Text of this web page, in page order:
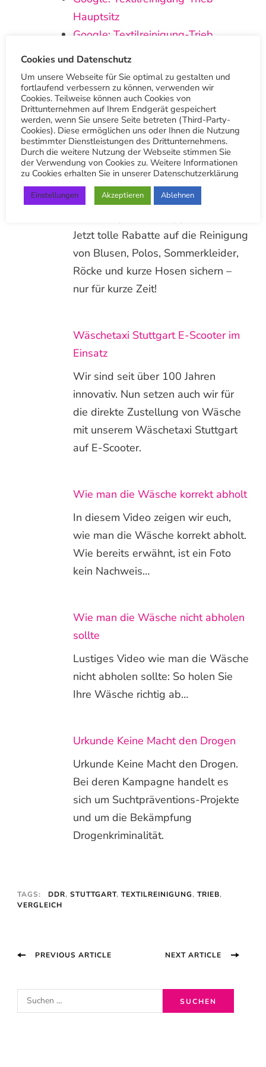
Hauptsitz
Google: Textilreinigung-Trieb
Botnang
Vielen Dank
Andere Beiträge
Sommerspecial: Bluse, Polo,
Sommerkleid, kurze Hose, Rock
Jetzt tolle Rabatte auf die Reinigung
von Blusen, Polos, Sommerkleider,
Röcke und kurze Hosen sichern –
nur für kurze Zeit!
Wäschetaxi Stuttgart E-Scooter im
Einsatz
Wir sind seit über 100 Jahren
innovativ. Nun setzen auch wir für
die direkte Zustellung von Wäsche
mit unserem Wäschetaxi Stuttgart
auf E-Scooter.
Wie man die Wäsche korrekt abholt
In diesem Video zeigen wir euch,
wie man die Wäsche korrekt abholt.
Wie bereits erwähnt, ist ein Foto
kein Nachweis…
Wie man die Wäsche nicht abholen
sollte
Lustiges Video wie man die Wäsche
nicht abholen sollte: So holen Sie
Ihre Wäsche richtig ab…
Urkunde Keine Macht den Drogen
Urkunde Keine Macht den Drogen.
Bei deren Kampagne handelt es
sich um Suchtpräventions-Projekte
und um die Bekämpfung
Drogenkriminalität.
TAGS: DDR, STUTTGART, TEXTILREINIGUNG, TRIEB,
VERGLEICH
PostPREVIOUS ARTICLE NEXT ARTICLE
u
Cookies und Datenschutz
Um unsere Webseite für Sie optimal zu gestalten und
fortlaufend verbessern zu können, verwenden wir
Cookies. Teilweise können auch Cookies von
Drittunternehmen auf Ihrem Endgerät gespeichert
werden, wenn Sie unsere Seite betreten (Third-Party-
Cookies). Diese ermöglichen uns oder Ihnen die Nutzung
bestimmter Dienstleistungen des Drittunternehmens.
Durch die weitere Nutzung der Webseite stimmen Sie
der Verwendung von Cookies zu. Weitere Informationen
zu Cookies erhalten Sie in unserer Datenschutzerklärung
Einstellungen Akzeptieren Ablehnen